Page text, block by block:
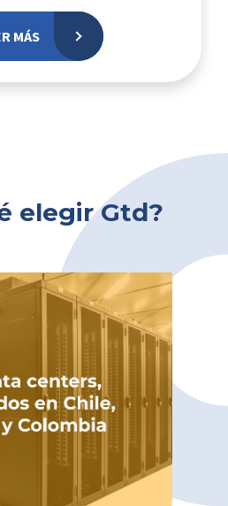
MÁS
elegir Gtd?